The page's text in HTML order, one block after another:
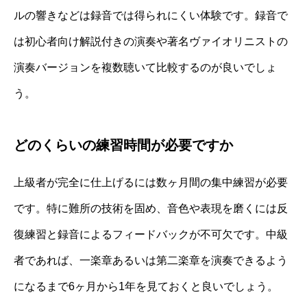
ルの響きなどは録音では得られにくい体験です。録音で
は初心者向け解説付きの演奏や著名ヴァイオリニストの
演奏バージョンを複数聴いて比較するのが良いでしょ
う。
どのくらいの練習時間が必要ですか
上級者が完全に仕上げるには数ヶ月間の集中練習が必要
です。特に難所の技術を固め、音色や表現を磨くには反
復練習と録音によるフィードバックが不可欠です。中級
者であれば、一楽章あるいは第二楽章を演奏できるよう
になるまで6ヶ月から1年を見ておくと良いでしょう。